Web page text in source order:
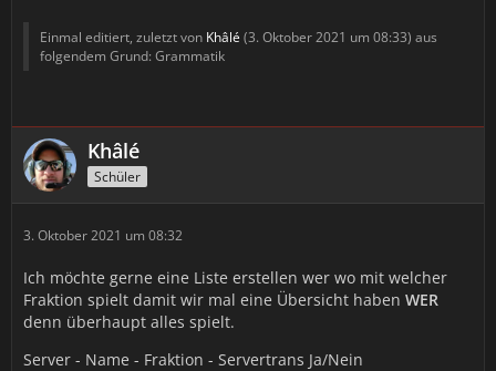
Einmal editiert, zuletzt von Khâlé (3. Oktober 2021 um 08:33) aus
folgendem Grund: Grammatik
Khâlé
Schüler
3. Oktober 2021 um 08:32
Ich möchte gerne eine Liste erstellen wer wo mit welcher
Fraktion spielt damit wir mal eine Übersicht haben WER
denn überhaupt alles spielt.
Server - Name - Fraktion - Servertrans Ja/Nein